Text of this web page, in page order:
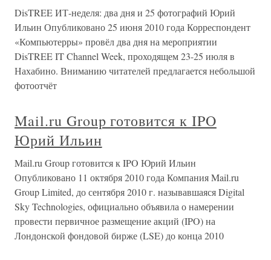
DisTREE ИТ-неделя: два дня и 25 фотографий Юрий
Ильин Опубликовано 25 июня 2010 года Корреспондент
«Компьютерры» провёл два дня на мероприятии
DisTREE IT Channel Week, проходящем 23-25 июля в
Нахабино. Вниманию читателей предлагается небольшой
фотоотчёт
Mail.ru Group готовится к IPO
Юрий Ильин
Mail.ru Group готовится к IPO Юрий Ильин
Опубликовано 11 октября 2010 года Компания Mail.ru
Group Limited, до сентября 2010 г. называвшаяся Digital
Sky Technologies, официально объявила о намерении
провести первичное размещение акций (IPO) на
Лондонской фондовой бирже (LSE) до конца 2010